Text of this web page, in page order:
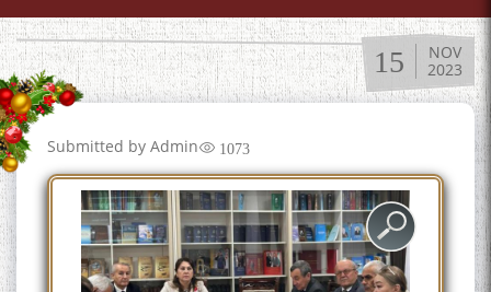
15
NOV
2023
Submitted by Admin 1073